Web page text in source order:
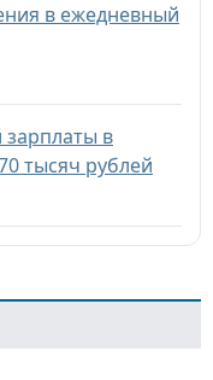
в ежедневный
в
тысяч рублей